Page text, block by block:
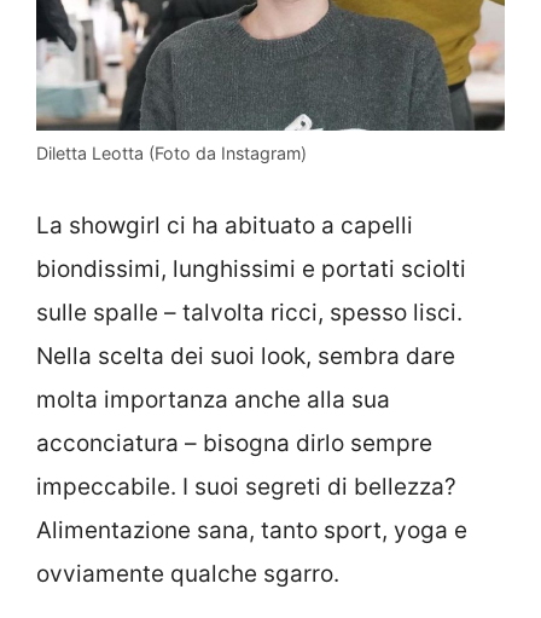
Diletta Leotta (Foto da Instagram)
La showgirl ci ha abituato a capelli
biondissimi, lunghissimi e portati sciolti
sulle spalle – talvolta ricci, spesso lisci.
Nella scelta dei suoi look, sembra dare
molta importanza anche alla sua
acconciatura – bisogna dirlo sempre
impeccabile. I suoi segreti di bellezza?
Alimentazione sana, tanto sport, yoga e
ovviamente qualche sgarro.